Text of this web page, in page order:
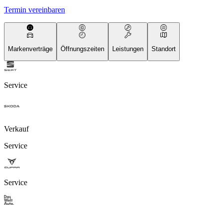
Termin vereinbaren
Markenverträge Öffnungszeiten Leistungen Standort
Service
Verkauf
Service
Service